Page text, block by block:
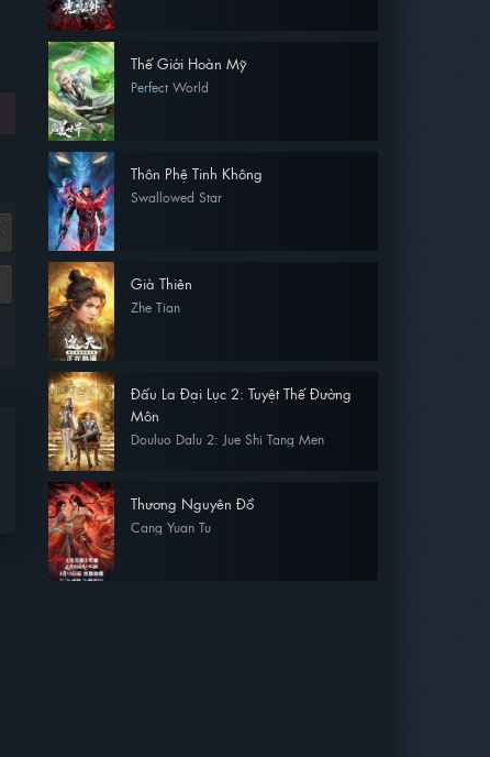
Thế Giới Hoàn Mỹ
Perfect World
Thôn Phệ Tinh Không
Swallowed Star
Già Thiên
Zhe Tian
Đấu La Đại Lục 2: Tuyệt Thế Đường
Môn
Douluo Dalu 2: Jue Shi Tang Men
Thương Nguyên Đồ
Cang Yuan Tu